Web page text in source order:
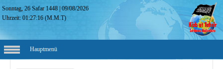
Sonntag, 26 Safar 1448 |09/08/2026
Uhrzeit:01:27:17 (M.M.T)
Hauptmenü